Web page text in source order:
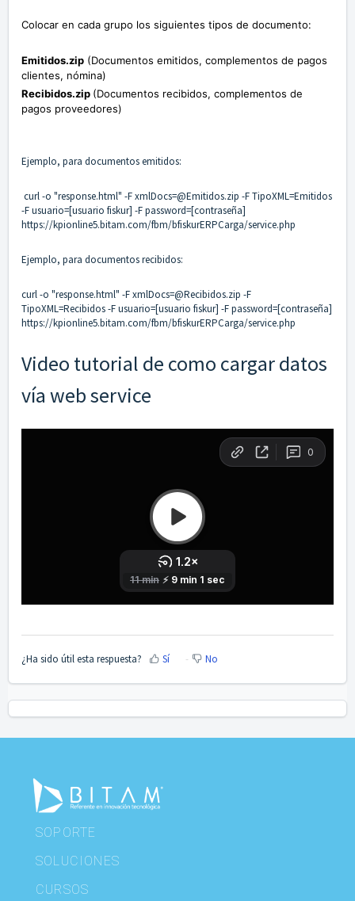
Colocar en cada grupo los siguientes tipos de documento:
Emitidos.zip (Documentos emitidos, complementos de pagos
clientes, nómina)
Recibidos.zip (Documentos recibidos, complementos de
pagos proveedores)
Ejemplo, para documentos emitidos:
curl -o "response.html" -F xmlDocs=@Emitidos.zip -F TipoXML=Emitidos
-F usuario=[usuario fiskur] -F password=[contraseña]
https://kpionline5.bitam.com/fbm/bfiskurERPCarga/service.php
Ejemplo, para documentos recibidos:
curl -o "response.html" -F xmlDocs=@Recibidos.zip -F
TipoXML=Recibidos -F usuario=[usuario fiskur] -F password=[contraseña]
https://kpionline5.bitam.com/fbm/bfiskurERPCarga/service.php
Video tutorial de como cargar datos
vía web service
¿Ha sido útil esta respuesta? Sí No